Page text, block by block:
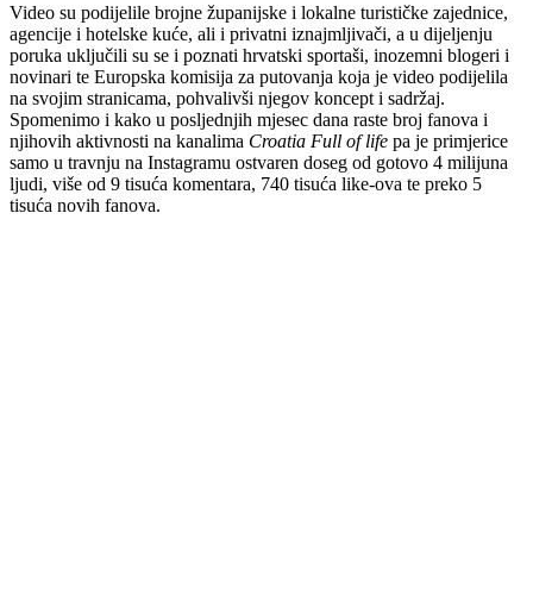
Video su podijelile brojne županijske i lokalne turističke zajednice,
agencije i hotelske kuće, ali i privatni iznajmljivači, a u dijeljenju
poruka uključili su se i poznati hrvatski sportaši, inozemni blogeri i
novinari te Europska komisija za putovanja koja je video podijelila
na svojim stranicama, pohvalivši njegov koncept i sadržaj.
Spomenimo i kako u posljednjih mjesec dana raste broj fanova i
njihovih aktivnosti na kanalima Croatia Full of life pa je primjerice
samo u travnju na Instagramu ostvaren doseg od gotovo 4 milijuna
ljudi, više od 9 tisuća komentara, 740 tisuća like-ova te preko 5
tisuća novih fanova.